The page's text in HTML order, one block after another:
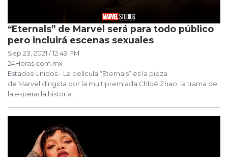
“Eternals” de Marvel será para todo público
pero incluirá escenas sexuales
Sep 23, 2021 / 12:49 PM
24Horas.com.mx
Estados Unidos.- La película “Eternals” es la pieza
de Marvel dirigida por la multipremiada Chloé Zhao, la trama de
la esperada historia ...